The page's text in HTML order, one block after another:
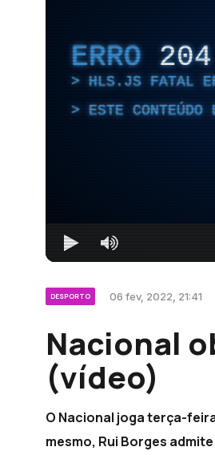
ERRO 204
HLS.JS FATAL
ESTE
DESPORTO 06 fev, 2022, 21:41
Nacional
(vídeo)
O Nacional joga terça-
mesmo, Rui Borges